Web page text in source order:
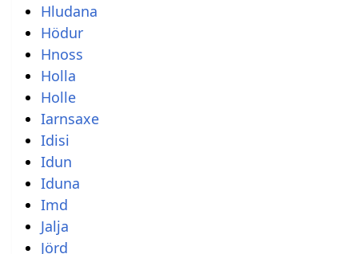
Hludana
Hödur
Hnoss
Holla
Holle
Iarnsaxe
Idisi
Idun
Iduna
Imd
Jalja
Jörd